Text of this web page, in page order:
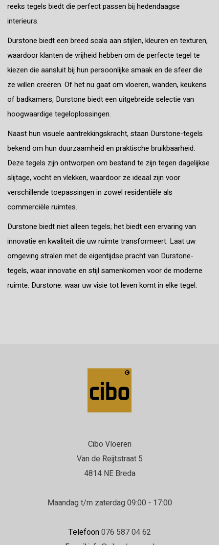
reeks tegels biedt die perfect passen bij hedendaagse
interieurs.
Durstone biedt een breed scala aan stijlen, kleuren en texturen,
waardoor klanten de vrijheid hebben om de perfecte tegel te
kiezen die aansluit bij hun persoonlijke smaak en de sfeer die
ze willen creëren. Of het nu gaat om vloeren, wanden, keukens
of badkamers, Durstone biedt een uitgebreide selectie van
hoogwaardige tegeloplossingen.
Naast hun visuele aantrekkingskracht, staan Durstone-tegels
bekend om hun duurzaamheid en praktische bruikbaarheid.
Deze tegels zijn ontworpen om bestand te zijn tegen dagelijkse
slijtage, vocht en vlekken, waardoor ze ideaal zijn voor
verschillende toepassingen in zowel residentiële als
commerciële ruimtes.
Durstone biedt niet alleen tegels; het biedt een ervaring van
innovatie en kwaliteit die uw ruimte transformeert. Laat uw
omgeving stralen met de eigentijdse pracht van Durstone-
tegels, waar innovatie en stijl samenkomen voor de moderne
ruimte. Durstone: waar uw visie tot leven komt in elke tegel.
Cibo Vloeren
Van de Reijtstraat 5
4814 NE Breda
Maandag t/m zaterdag 09:00 - 17:00
Telefoon076 587 04 62